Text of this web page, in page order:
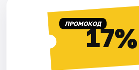
ПРОМОКОД17%